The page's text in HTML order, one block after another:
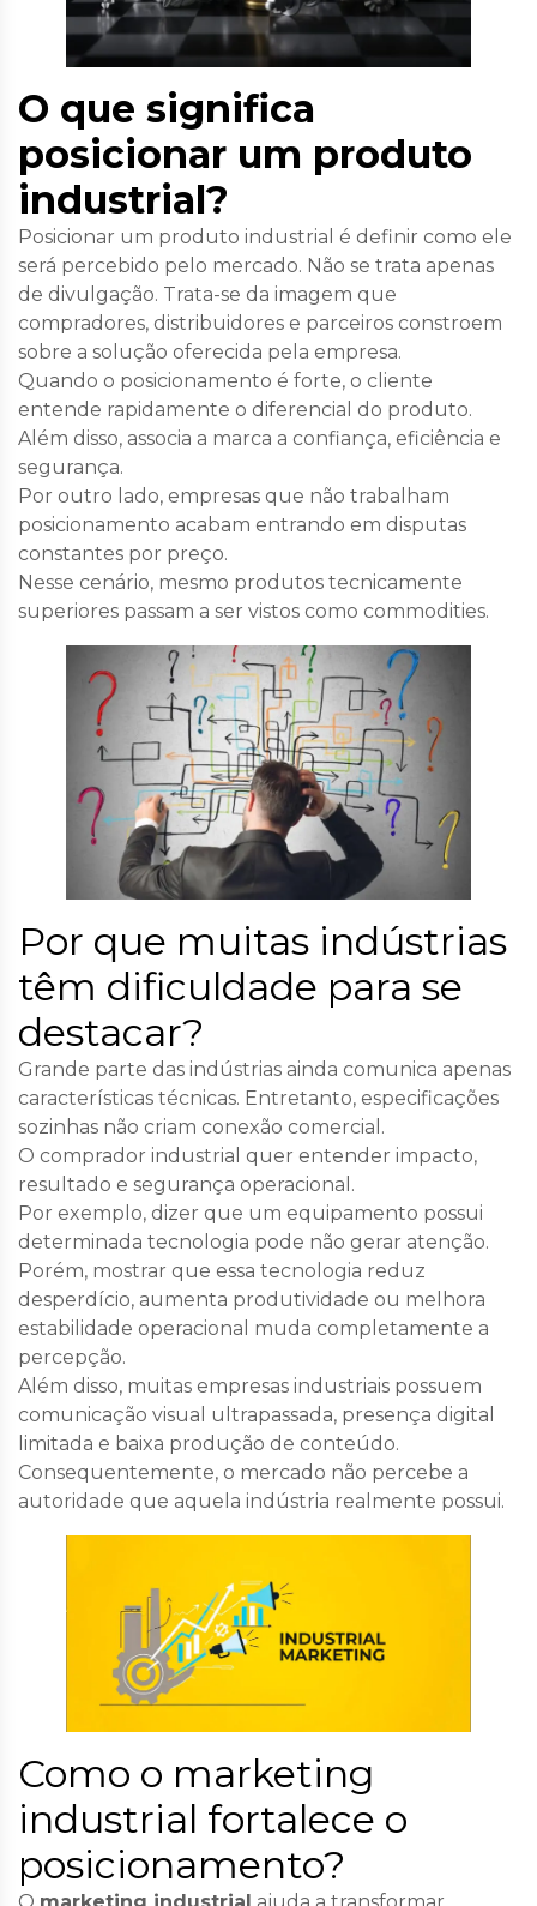
O que significa
posicionar um produto
industrial?
Posicionar um produto industrial é definir como ele
será percebido pelo mercado. Não se trata apenas
de divulgação. Trata-se da imagem que
compradores, distribuidores e parceiros constroem
sobre a solução oferecida pela empresa.
Quando o posicionamento é forte, o cliente
entende rapidamente o diferencial do produto.
Além disso, associa a marca a confiança, eficiência e
segurança.
Por outro lado, empresas que não trabalham
posicionamento acabam entrando em disputas
constantes por preço.
Nesse cenário, mesmo produtos tecnicamente
superiores passam a ser vistos como commodities.
Por que muitas indústrias
têm dificuldade para se
destacar?
Grande parte das indústrias ainda comunica apenas
características técnicas. Entretanto, especificações
sozinhas não criam conexão comercial.
O comprador industrial quer entender impacto,
resultado e segurança operacional.
Por exemplo, dizer que um equipamento possui
determinada tecnologia pode não gerar atenção.
Porém, mostrar que essa tecnologia reduz
desperdício, aumenta produtividade ou melhora
estabilidade operacional muda completamente a
percepção.
Além disso, muitas empresas industriais possuem
comunicação visual ultrapassada, presença digital
limitada e baixa produção de conteúdo.
Consequentemente, o mercado não percebe a
autoridade que aquela indústria realmente possui.
Como o marketing
industrial fortalece o
posicionamento?